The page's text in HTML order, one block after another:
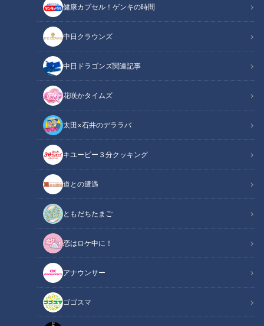
健康カプセル！ゲンキの時間
中日クラウンズ
中日ドラゴンズ関連記事
花咲かタイムズ
太田×石井のデララバ
キユーピー３分クッキング
道との遭遇
ともだちたまご
恋はロケ中に！
アナウンサー
ゴゴスマ
CBCテレビ『チャント！』食べなきゃ損する！愛されフード
この記事の画像（全9枚）